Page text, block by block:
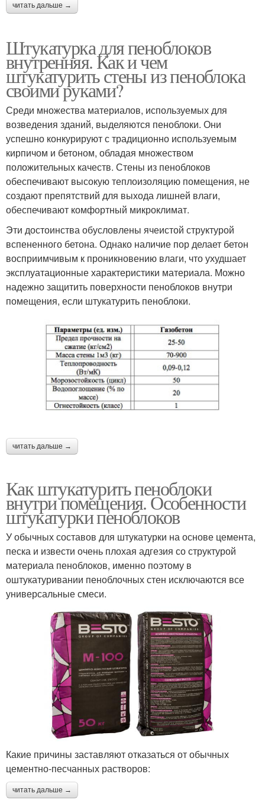
читать дальше →
Штукатурка для пеноблоков
внутренняя. Как и чем
штукатурить стены из пеноблока
своими руками?
Среди множества материалов, используемых для
возведения зданий, выделяются пеноблоки. Они
успешно конкурируют с традиционно используемым
кирпичом и бетоном, обладая множеством
положительных качеств. Стены из пеноблоков
обеспечивают высокую теплоизоляцию помещения, не
создают препятствий для выхода лишней влаги,
обеспечивают комфортный микроклимат.
Эти достоинства обусловлены ячеистой структурой
вспененного бетона. Однако наличие пор делает бетон
восприимчивым к проникновению влаги, что ухудшает
эксплуатационные характеристики материала. Можно
надежно защитить поверхности пеноблоков внутри
помещения, если штукатурить пеноблоки.
читать дальше →
Как штукатурить пеноблоки
внутри помещения. Особенности
штукатурки пеноблоков
У обычных составов для штукатурки на основе цемента,
песка и извести очень плохая адгезия со структурой
материала пеноблоков, именно поэтому в
оштукатуривании пеноблочных стен исключаются все
универсальные смеси.
Какие причины заставляют отказаться от обычных
цементно-песчанных растворов:
читать дальше →